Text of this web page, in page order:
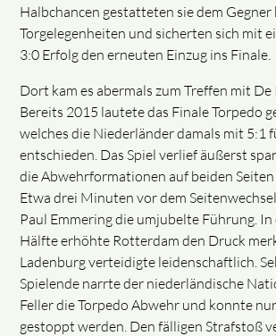
Halbchancen gestatteten sie dem Gegner
Torgelegenheiten und sicherten sich mit
3:0 Erfolg den erneuten Einzug ins Finale.
Dort kam es abermals zum Treffen mit
Bereits 2015 lautete das Finale Torpedo
welches die Niederländer damals mit 5:1
entschieden. Das Spiel verlief äußerst
die Abwehrformationen auf beiden
Etwa drei Minuten vor dem
Paul Emmering die umjubelte Führung.
Hälfte erhöhte Rotterdam den Druck
Ladenburg verteidigte leidenschaftlich.
Spielende narrte der niederländische
Feller die Torpedo Abwehr und konnte
gestoppt werden. Den fälligen Strafstoß